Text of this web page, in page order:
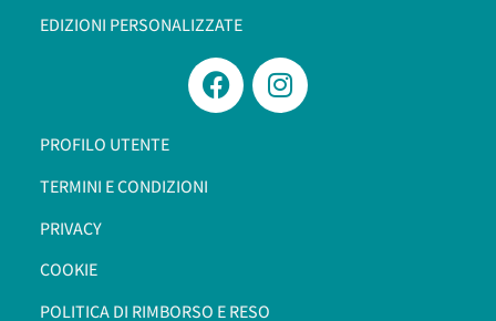
EDIZIONI PERSONALIZZATE
PROFILO UTENTE
TERMINI E CONDIZIONI
PRIVACY
COOKIE
POLITICA DI RIMBORSO E RESO